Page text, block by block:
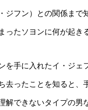
ジフン）との関係ま
ったソヨンに何が起き
を手に入れたイ・ジ
去ったことを知ると、
解できないタイプの男